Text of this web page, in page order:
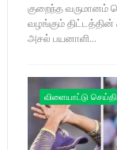
குறைந்த வருமானம்
வழங்கும் திட்டத்தின்
அசல் பயனாளி...
விளையாட்டு